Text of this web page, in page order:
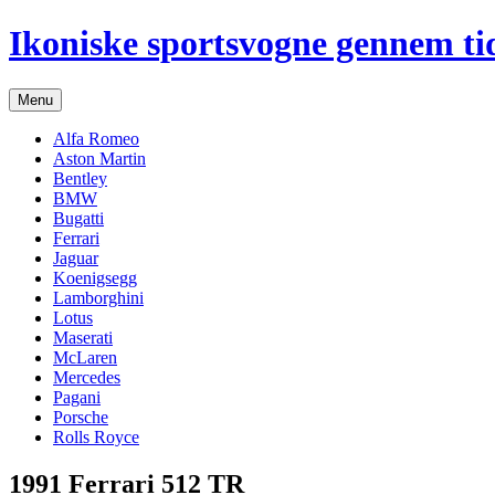
Hop
til
Ikoniske sportsvogne gennem
Menu
Alfa Romeo
Aston Martin
Bentley
BMW
Bugatti
Ferrari
Jaguar
Koenigsegg
Lamborghini
Lotus
Maserati
McLaren
Mercedes
Pagani
Porsche
Rolls Royce
1991 Ferrari 512 TR